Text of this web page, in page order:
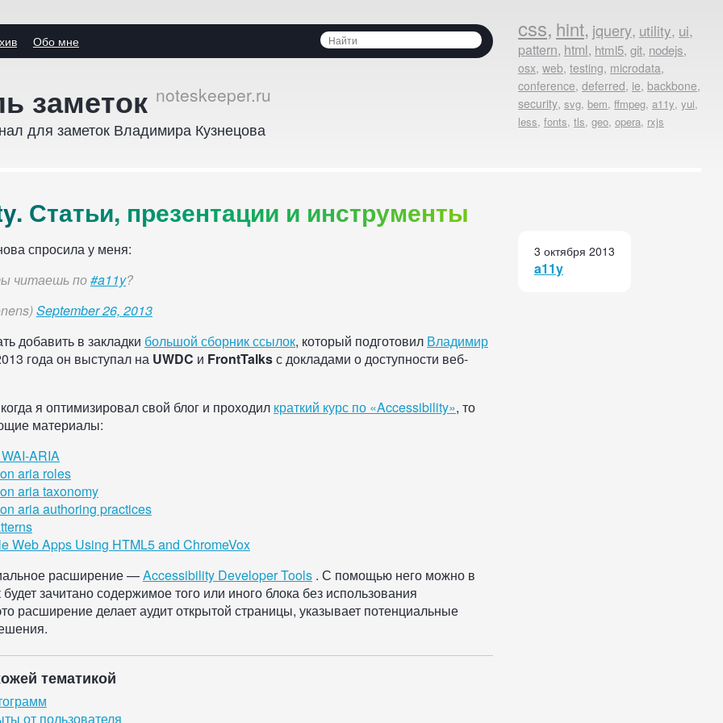
Обо мне
Поиск
Найти
заметок
для заметок Владимира Кузнецова
y. Статьи, презентации и инструменты
3 октября 2013
a11y
спросила у меня:
читаешь по#a11y?
September 26, 2013
добавить в закладки большой сборник ссылок, который подготовил Владимир
года он выступал на UWDC и FrontTalksс докладами о доступности веб-
я оптимизировал свой блог и проходил краткий курс по «Accessibility», то
материалы:
ARIA
aria roles
aria taxonomy
aria authoring practices
Web Apps Using HTML5 and ChromeVox
расширение —Accessibility Developer Tools. С помощью него можно в
будет зачитано содержимое того или иного блока без использования
расширение делает аудит открытой страницы, указывает потенциальные
тематикой
от пользователя